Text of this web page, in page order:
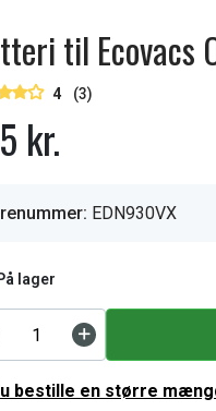
til Ecovacs
4 (3)
kr.
EDN930VX
lager
bestille en større